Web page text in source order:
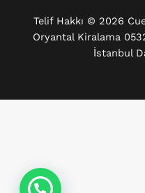
Telif Hakkı © 2026
Oryantal Kiralama
İstanbul